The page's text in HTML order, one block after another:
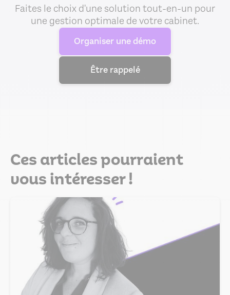
Faites le choix d'une solution tout-en-un pour
une gestion optimale de votre cabinet.
Organiser une démo
Être rappelé
Ces articles pourraient
vous intéresser !